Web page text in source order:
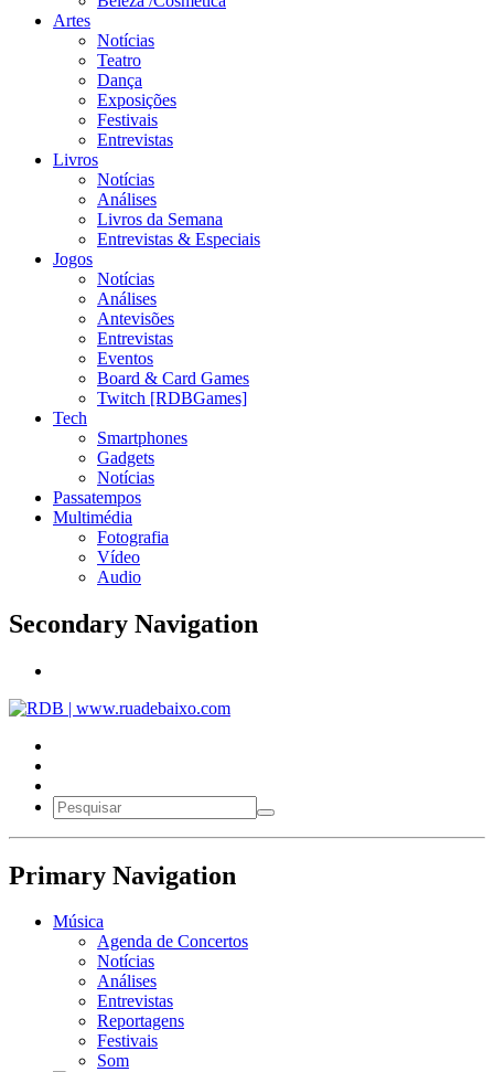
Artes
Notícias
Teatro
Dança
Exposições
Festivais
Entrevistas
Livros
Notícias
Análises
Livros da Semana
Entrevistas & Especiais
Jogos
Notícias
Análises
Antevisões
Entrevistas
Eventos
Board & Card Games
Twitch [RDBGames]
Tech
Smartphones
Gadgets
Notícias
Passatempos
Multimédia
Fotografia
Vídeo
Audio
Secondary Navigation
Primary Navigation
Música
Agenda de Concertos
Notícias
Análises
Entrevistas
Reportagens
Festivais
Som